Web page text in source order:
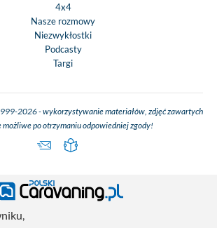
4x4
Nasze rozmowy
Niezwykłostki
Podcasty
Targi
2026 - wykorzystywanie materiałów, zdjęć zawartych
możliwe po otrzymaniu odpowiedniej zgody!